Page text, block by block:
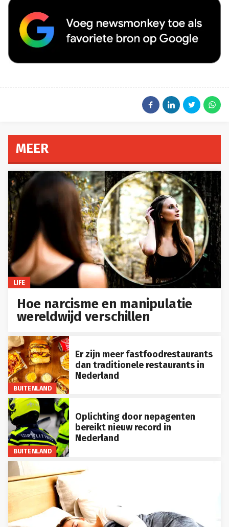
MEER
LIFE
Hoe narcisme en manipulatie
wereldwijd verschillen
BUITENLAND
Er zijn meer fastfoodrestaurants
dan traditionele restaurants in
Nederland
BUITENLAND
Oplichting door nepagenten
bereikt nieuw record in
Nederland